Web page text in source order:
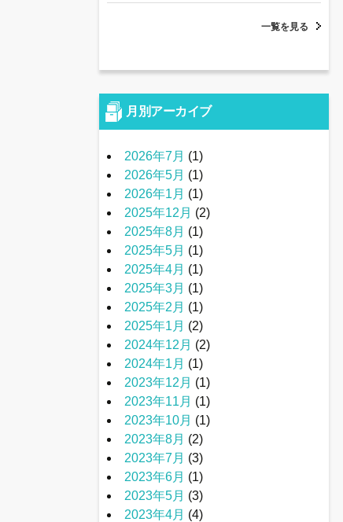
一覧を見る
月別アーカイブ
2026年7月 (1)
2026年5月 (1)
2026年1月 (1)
2025年12月 (2)
2025年8月 (1)
2025年5月 (1)
2025年4月 (1)
2025年3月 (1)
2025年2月 (1)
2025年1月 (2)
2024年12月 (2)
2024年1月 (1)
2023年12月 (1)
2023年11月 (1)
2023年10月 (1)
2023年8月 (2)
2023年7月 (3)
2023年6月 (1)
2023年5月 (3)
2023年4月 (4)